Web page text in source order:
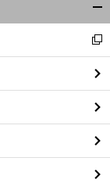
閉
る
新
し
い
ウ
ィ
ン
ド
ウ
で